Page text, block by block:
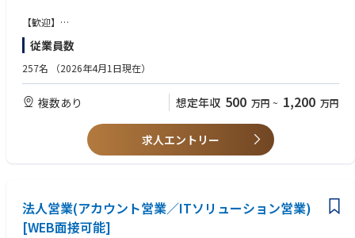
高齢化に伴う生産年齢人口の減少により、製造現場では熟練加工技術者の
めに多品種少量生産が求められています。この要求に対応するため自動搬
送システムの需要が増えていますが、システムが複雑なため簡単な操作で
フレキシブルな生産を実現する制御ソフトを開発することで、世界中に広
がるお客様の生産性向上に貢献することができます。
【歓迎】
■自動搬送システムについての経験
■工作機械についての経験
■IoTやAIのテクノロジーを活用した開発など、最先端の技術開発に携わる
ことができます。
■勉強会がエンジニア間で定期的に行われているほか、資格手当も充実し
ており、入社後も会社がサポートしながら技術レベルを向上可能です。
■世界最大の工作機械メーカーの100％子会社。稼働時間も安定している
従業員数
257名 （2026年4月1日現在）
複数あり 想定年収 500 万円 ~ 1,200 万円
求人エントリー
法人営業(アカウント営業／ITソリューション営業)
[WEB面接可能]